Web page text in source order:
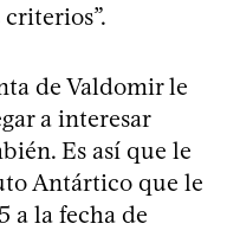
de Valdomir le
a interesar
Es así que le
Antártico que le
a la fecha de